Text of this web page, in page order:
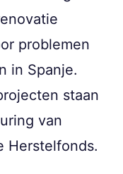
problemen
in Spanje.
staan
van
Herstelfonds.